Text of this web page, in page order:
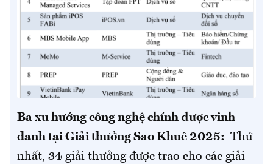
Ba xu hướng công nghệ chính được vinh
danh tại Giải thưởng Sao Khuê 2025: Thứ
nhất, 34 giải thưởng được trao cho các giải